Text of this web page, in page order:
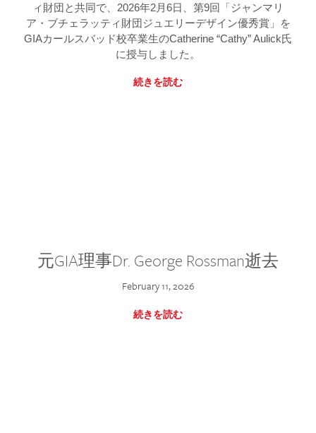
ィ財団と共同で、2026年2月6日、第9回「ジャンマリ
ア・ブチェラッティ財団ジュエリーデザイン優秀賞」を
GIAカールスバッド校卒業生のCatherine “Cathy” Aulick氏
に授与しました。
続きを読む
元GIA理事Dr. George Rossman逝去
February 11, 2026
続きを読む